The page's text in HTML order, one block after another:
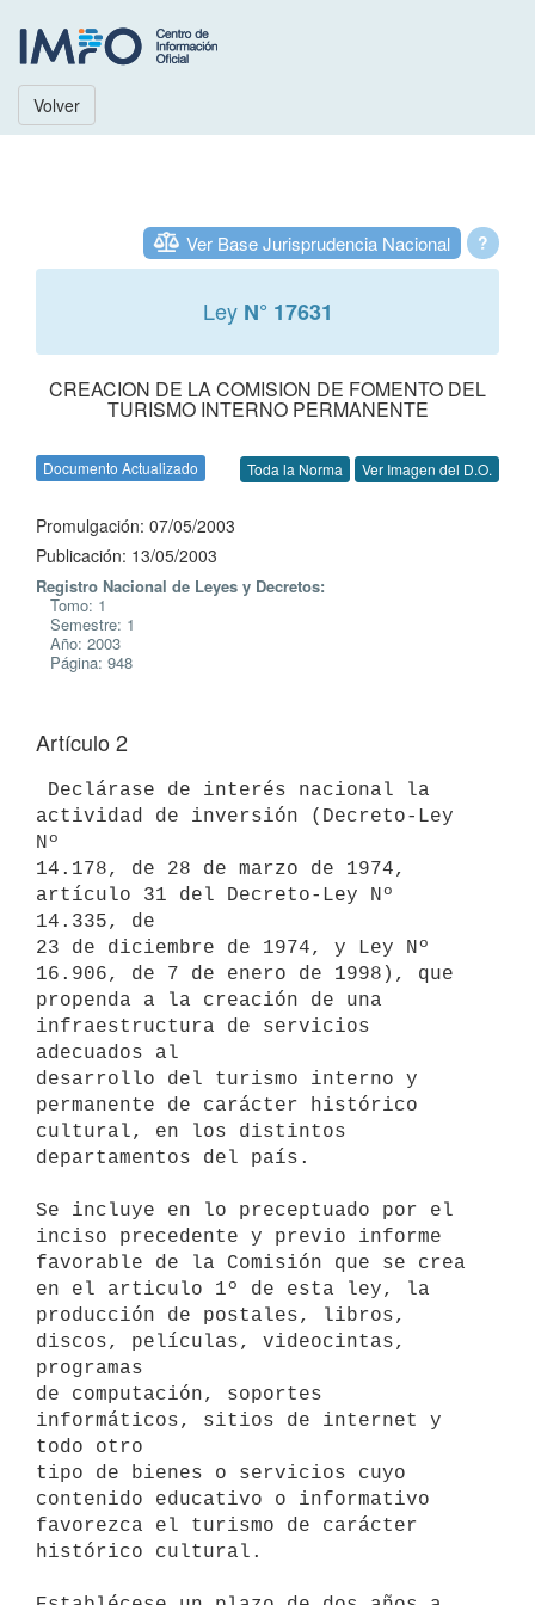
Volver
?
Ver Base Jurisprudencia Nacional
Ley N° 17631
CREACION DE LA COMISION DE FOMENTO DEL
TURISMO INTERNO PERMANENTE
Documento Actualizado Toda la Norma Ver Imagen del D.O.
Promulgación: 07/05/2003
Publicación: 13/05/2003
Registro Nacional de Leyes y Decretos:
Tomo: 1
Semestre: 1
Año: 2003
Página: 948
Artículo 2
actividad de inversión (Decreto-Ley
Nº
14.178, de 28 de marzo de 1974,
artículo 31 del Decreto-Ley Nº
14.335, de
23 de diciembre de 1974, y Ley Nº
16.906, de 7 de enero de 1998), que
propenda a la creación de una
infraestructura de servicios
adecuados al
desarrollo del turismo interno y
permanente de carácter histórico
cultural, en los distintos
departamentos del país.
Se incluye en lo preceptuado por el
inciso precedente y previo informe
favorable de la Comisión que se crea
en el articulo 1º de esta ley, la
producción de postales, libros,
discos, películas, videocintas,
programas
de computación, soportes
informáticos, sitios de internet y
todo otro
tipo de bienes o servicios cuyo
contenido educativo o informativo
favorezca el turismo de carácter
histórico cultural.